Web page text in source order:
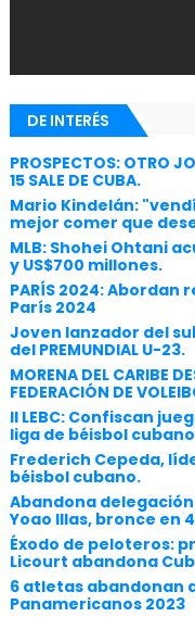
DE INTERÉS
PROSPECTOS: OTRO
15 SALE DE CUBA.
Mario Kindelán:
mejor comer que
MLB: Shohei Ohtani
y US$700 millones.
PARÍS 2024:
París 2024
Joven lanzador del
del PREMUNDIAL U-23.
MORENA DEL CARIBE
FEDERACIÓN DE
II LEBC: Confiscan
liga de béisbol cubano
Frederich Cepeda,
béisbol cubano.
Abandona
Yoao Illas, bronce en
Éxodo de peloteros:
Licourt abandona
6 atletas abandonan
Panamericanos 2023